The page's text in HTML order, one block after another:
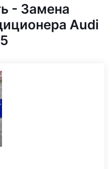
- Замена
Audi